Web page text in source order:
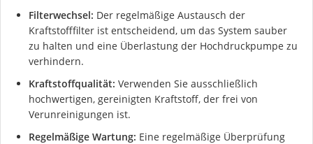
Filterwechsel: Der regelmäßige Austausch der
Kraftstofffilter ist entscheidend, um das System sauber
zu halten und eine Überlastung der Hochdruckpumpe zu
verhindern.
Kraftstoffqualität: Verwenden Sie ausschließlich
hochwertigen, gereinigten Kraftstoff, der frei von
Verunreinigungen ist.
Regelmäßige Wartung: Eine regelmäßige Überprüfung